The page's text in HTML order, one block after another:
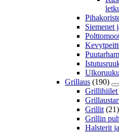
Siemenet
Grillaus (190)
Grillihiilet
Grillit (21)
Grillin
Halsterit